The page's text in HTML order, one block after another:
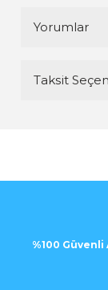
Yorumlar
Taksit
%100 Güvenli